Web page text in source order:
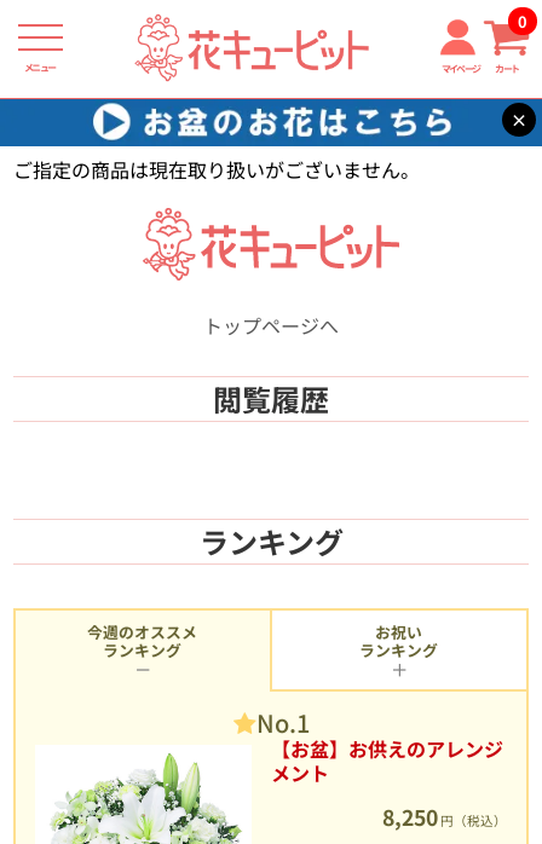
メニュー マイページ カート
0
×
花キューピット 【】
ご指定の商品は現在取り扱いがございません。
トップページへ
閲覧履歴
ランキング
今週のオススメ
ランキング
No.1
【お盆】お供えのアレンジ
メント
8,250 円（税込）
お祝い
ランキング